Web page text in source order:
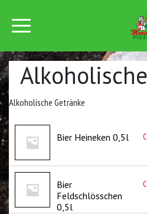
Alkoholische Getränke
Bier Heineken 0,5l
Bier
Feldschlösschen
0,5l